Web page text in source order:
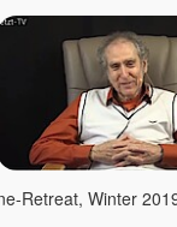
Retreat, Winter